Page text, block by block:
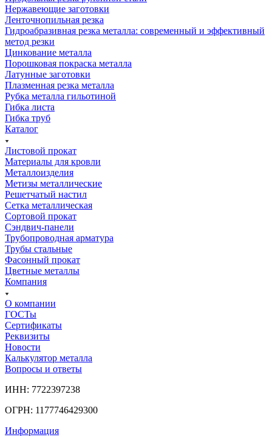
Нержавеющие заготовки
Ленточнопильная резка
Гидроабразивная резка металла: современный и эффективный
метод резки
Цинкование металла
Порошковая покраска металла
Латунные заготовки
Плазменная резка металла
Рубка металла гильотиной
Гибка листа
Гибка труб
Каталог
Листовой прокат
Материалы для кровли
Металлоизделия
Метизы металлические
Решетчатый настил
Сетка металлическая
Сортовой прокат
Сэндвич-панели
Трубопроводная арматура
Трубы стальные
Фасонный прокат
Цветные металлы
Компания
О компании
ГОСТы
Сертификаты
Реквизиты
Новости
Калькулятор металла
Вопросы и ответы
ИНН: 7722397238
ОГРН: 1177746429300
Информация